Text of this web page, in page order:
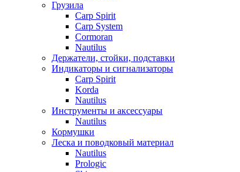
Грузила
Carp Spirit
Carp System
Cormoran
Nautilus
Держатели, стойки, подставки
Индикаторы и сигнализаторы
Carp Spirit
Korda
Nautilus
Инструменты и аксессуары
Nautilus
Кормушки
Леска и поводковый материал
Nautilus
Prologic